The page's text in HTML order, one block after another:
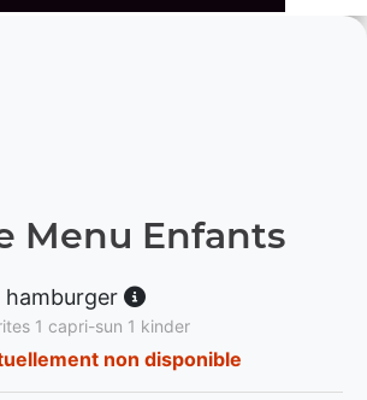
Menu Enfants
1 capri-sun 1 kinder
non disponible